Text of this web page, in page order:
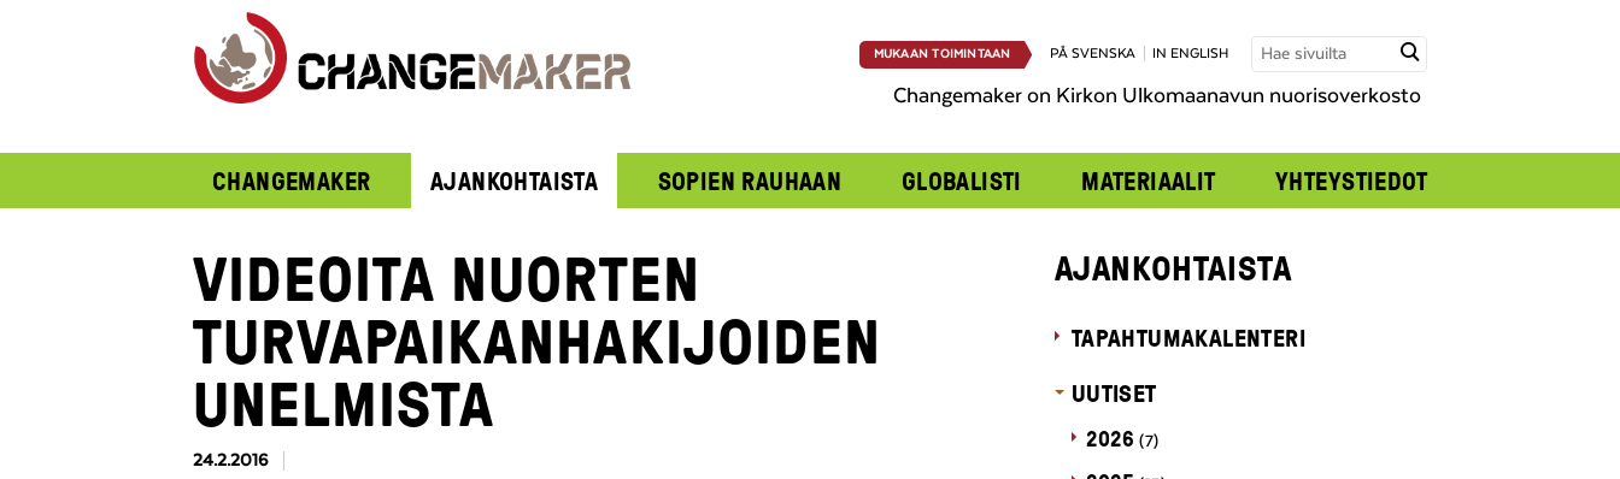
MUKAAN TOIMINTAAN PÅ SVENSKA IN ENGLISH
Changemaker on Kirkon Ulkomaanavun nuorisoverkosto
CHANGEMAKER AJANKOHTAISTA SOPIEN RAUHAAN GLOBALISTI MATERIAALIT YHTEYSTIEDOT
VIDEOITA NUORTEN
TURVAPAIKANHAKIJOIDEN
UNELMISTA
24.2.2016
AJANKOHTAISTA
TAPAHTUMAKALENTERI
UUTISET
2026 (7)